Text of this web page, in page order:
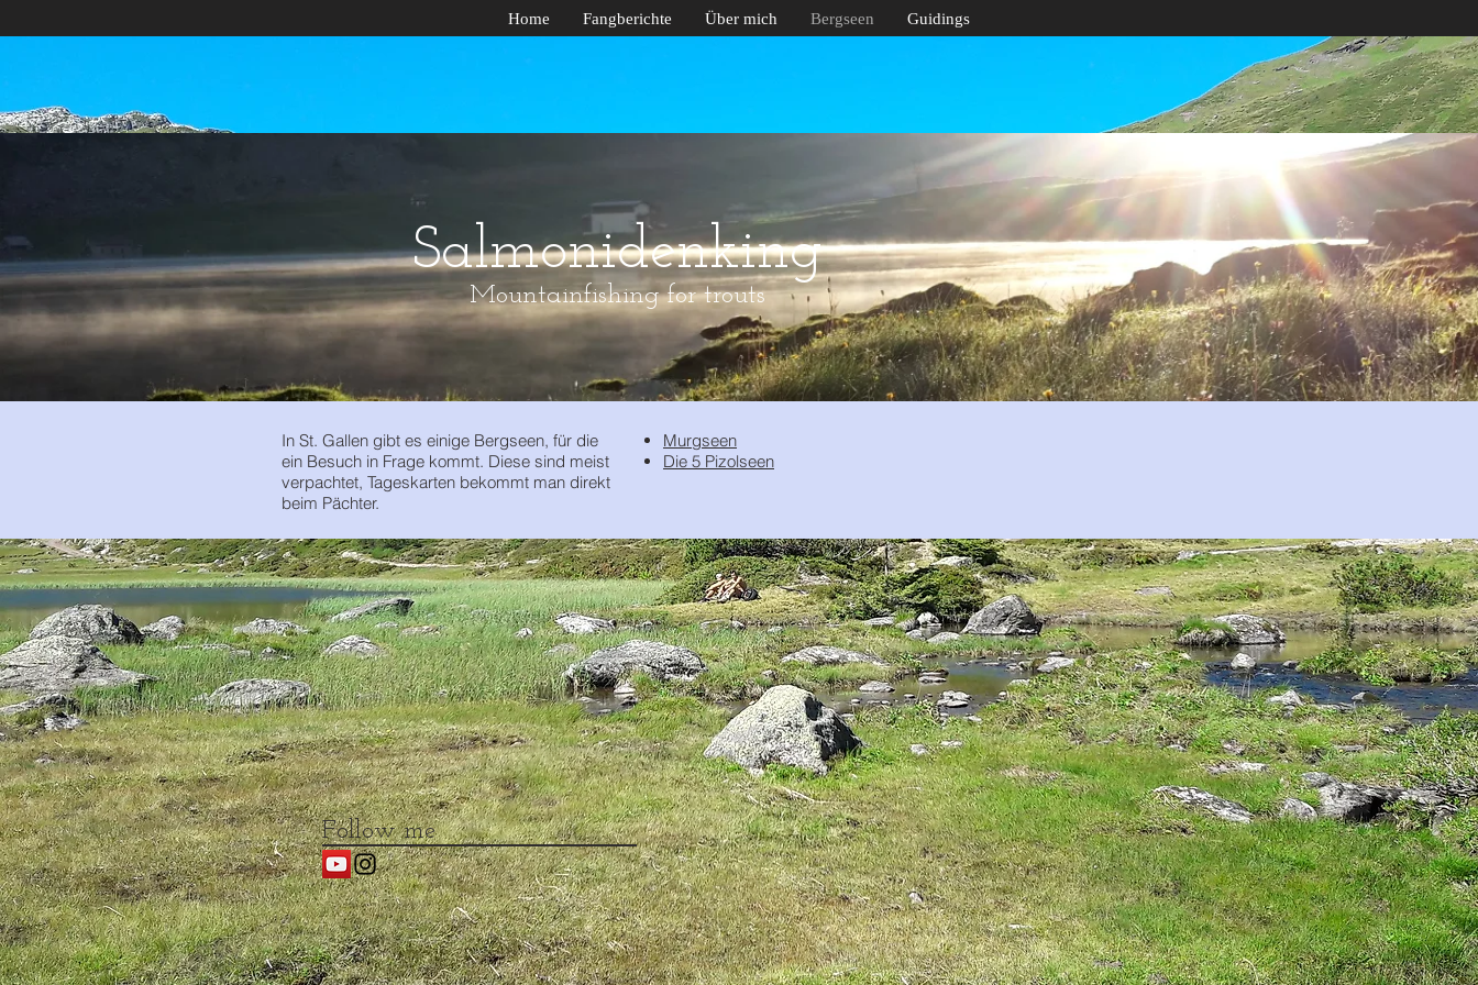
Home Fangberichte Über mich Bergseen Guidings
Salmonidenking
Mountainfishing for trouts
In St. Gallen gibt es einige Bergseen, für die
ein Besuch in Frage kommt. Diese sind meist
verpachtet, Tageskarten bekommt man direkt
beim Pächter.
Murgseen
Die 5 Pizolseen
Follow me